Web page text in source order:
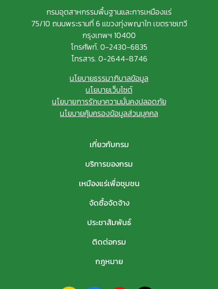
กรมอุตสาหกรรมพื้นฐานและการเหมืองแร่
75/10 ถนนพระรามที่ 6 แขวงทุ่งพญาไท เขตราชเทวี
กรุงเทพฯ 10400
โทรศัพท์. 0-2430-6835
โทรสาร. 0-2644-8746
นโยบายธรรมาภิบาลข้อมูล
นโยบายเว็บไซต์
นโยบายการรักษาความมั่นคงปลอดภัย
นโยบายคุ้มครองข้อมูลส่วนบุคคล
เกี่ยวกับกรม
บริการของกรม
เหมืองแร่เพื่อชุมชน
จัดซื้อจัดจ้าง
ประชาสัมพันธ์
ติดต่อกรม
กฎหมาย